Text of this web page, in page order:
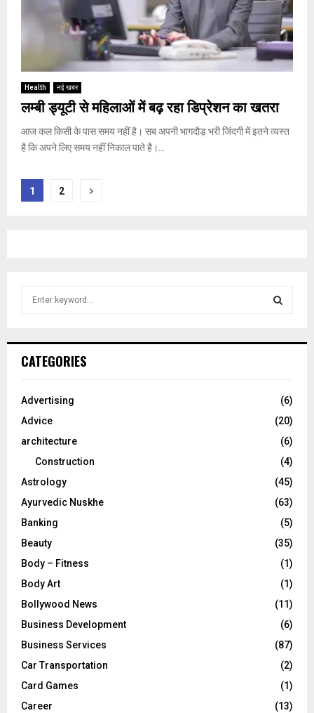
Health नई खबर
लम्बी ड्यूटी से महिलाओं में बढ़ रहा डिप्रेशन का खतरा
आज कल किसी के पास समय नहीं है। सब अपनी भागदौड़ भरी जिंदगी में इतने व्यस्त
है कि अपने लिए समय नहीं निकाल पाते है।...
Posts
1 2
h
o
:
CATEGORIES
Advertising
(6)
Advice
(20)
architecture
(6)
Construction
(4)
Astrology
(45)
Ayurvedic Nuskhe
(63)
Banking
(5)
Beauty
(35)
Body – Fitness
(1)
Body Art
(1)
Bollywood News
(11)
Business Development
(6)
Business Services
(87)
Car Transportation
(2)
Card Games
(1)
Career
(13)